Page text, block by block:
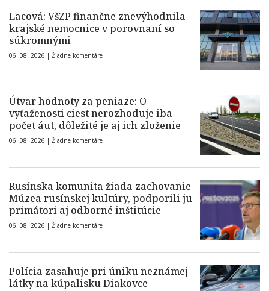
Lacová: VšZP finančne znevýhodnila
krajské nemocnice v porovnaní so
súkromnými
06. 08. 2026 | Žiadne komentáre
Útvar hodnoty za peniaze: O
vyťaženosti ciest nerozhoduje iba
počet áut, dôležité je aj ich zloženie
06. 08. 2026 | Žiadne komentáre
Rusínska komunita žiada zachovanie
Múzea rusínskej kultúry, podporili ju
primátori aj odborné inštitúcie
06. 08. 2026 | Žiadne komentáre
Polícia zasahuje pri úniku neznámej
látky na kúpalisku Diakovce